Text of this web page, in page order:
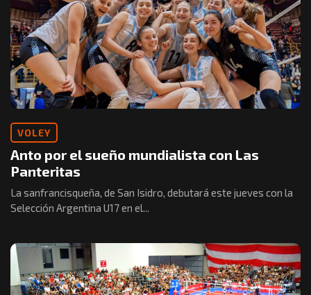
VOLEY
Anto por el sueño mundialista con Las
Panteritas
La sanfrancisqueña, de San Isidro, debutará este jueves con la
Selección Argentina U17 en el...